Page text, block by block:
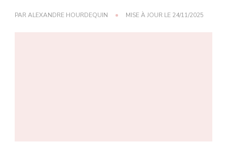
PARALEXANDRE HOURDEQUIN MISE À JOUR LE 24/11/2025